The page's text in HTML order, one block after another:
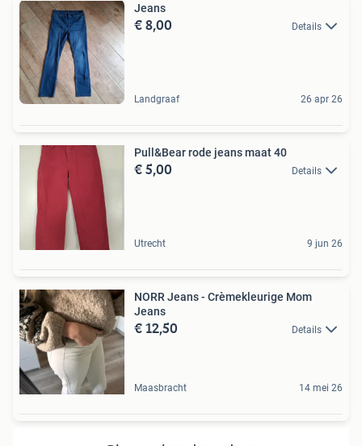
Jeans
€ 8,00 Details
Landgraaf 26 apr 26
Pull&Bear rode jeans maat 40
€ 5,00 Details
Utrecht 9 jun 26
NORR Jeans - Crèmekleurige Mom
Jeans
€ 12,50 Details
Maasbracht 14 mei 26